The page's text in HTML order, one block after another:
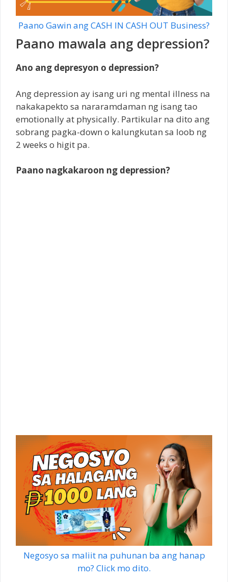
Paano Gawin ang CASH IN CASH OUT Business?
Paano mawala ang depression?
Ano ang depresyon o depression?
Ang depression ay isang uri ng mental illness na
nakakapekto sa nararamdaman ng isang tao
emotionally at physically. Partikular na dito ang
sobrang pagka-down o kalungkutan sa loob ng
2 weeks o higit pa.
Paano nagkakaroon ng depression?
Negosyo sa maliit na puhunan ba ang hanap
mo? Click mo dito.